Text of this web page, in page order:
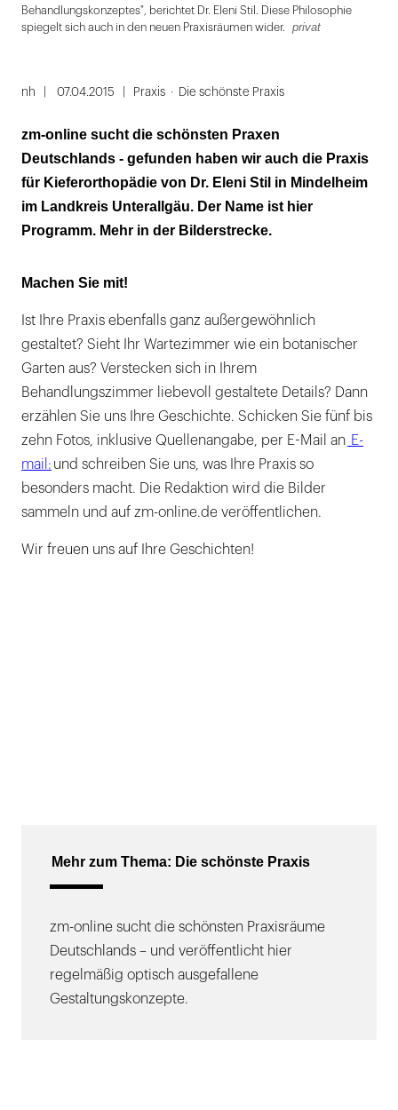
Behandlungskonzeptes", berichtet Dr. Eleni Stil. Diese Philosophie
spiegelt sich auch in den neuen Praxisräumen wider.
privat
1
8
nh 07.04.2015 Praxis Die schönste Praxis
zm-online sucht die schönsten Praxen
Deutschlands - gefunden haben wir auch die Praxis
für Kieferorthopädie von Dr. Eleni Stil in Mindelheim
im Landkreis Unterallgäu. Der Name ist hier
Programm. Mehr in der Bilderstrecke.
Machen Sie mit!
Ist Ihre Praxis ebenfalls ganz außergewöhnlich
gestaltet? Sieht Ihr Wartezimmer wie ein botanischer
Garten aus? Verstecken sich in Ihrem
Behandlungszimmer liebevoll gestaltete Details? Dann
erzählen Sie uns Ihre Geschichte. Schicken Sie fünf bis
zehn Fotos, inklusive Quellenangabe, per E-Mail an E-
mail: und schreiben Sie uns, was Ihre Praxis so
besonders macht. Die Redaktion wird die Bilder
sammeln und auf zm-online.de veröffentlichen.
Wir freuen uns auf Ihre Geschichten!
Mehr zum Thema: Die schönste Praxis
zm-online sucht die schönsten Praxisräume
Deutschlands – und veröffentlicht hier
regelmäßig optisch ausgefallene
Gestaltungskonzepte.